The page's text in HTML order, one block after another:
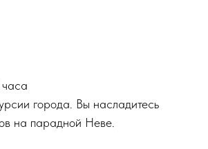
города. Вы насладитесь
на парадной Неве.